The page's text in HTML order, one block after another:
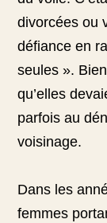
divorcées ou
défiance en
seules ».
qu’elles
parfois au
voisinage.
Dans les
femmes